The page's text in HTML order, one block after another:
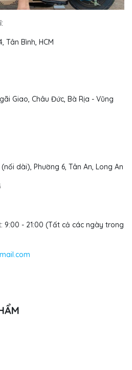
Tân Bình, HCM
Giao, Châu Đức, Bà Rịa - Vũng
dài), Phường 6, Tân An, Long An
9:00 - 21:00 (Tất cả các ngày trong